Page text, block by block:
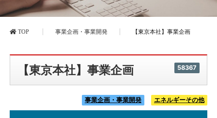
TOP 事業企画・事業開発 【東京本社】事業企画
【東京本社】事業企画 58367
事業企画・事業開発 エネルギーその他